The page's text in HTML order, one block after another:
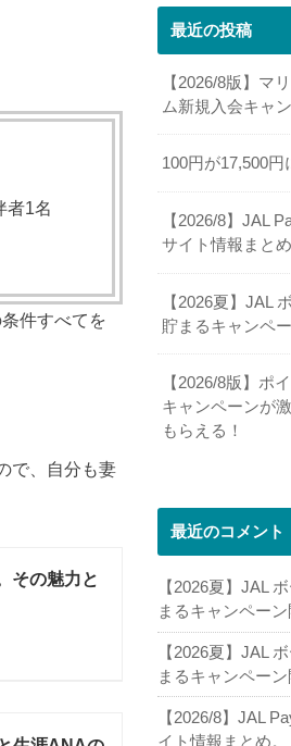
者1名
件すべてを
で、自分も妻
その魅力と
最近の投稿
【2026/8版】マ
ム新規入会キャ
100円が17,500円
【2026/8】JAL
サイト情報まとめ
【2026夏】JAL
貯まるキャンペー
【2026/8版】ポ
キャンペーンが
もらえる！
最近のコメント
【2026夏】JAL
まるキャンペーン
【2026夏】JAL
まるキャンペーン
【2026/8】JAL
イト情報まとめ。